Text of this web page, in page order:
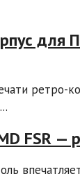
ретро-
FSR —